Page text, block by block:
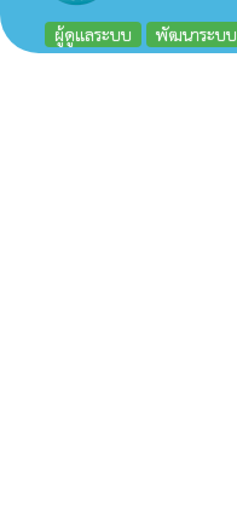
ผู้ดูแลระบบ พัฒนาระบบ